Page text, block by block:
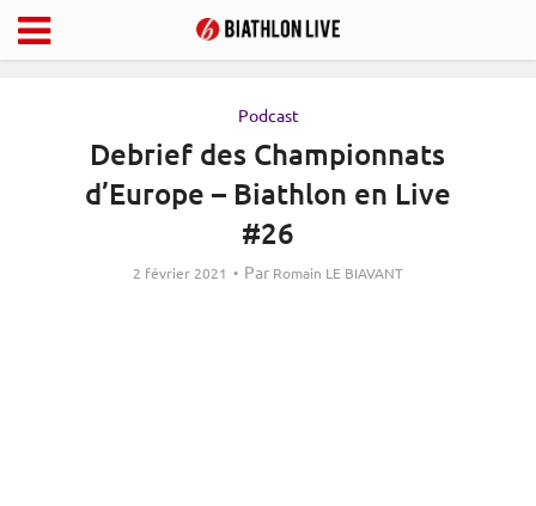
Podcast
Debrief des Championnats
d’Europe – Biathlon en Live
#26
2 février 2021 Par Romain LE BIAVANT